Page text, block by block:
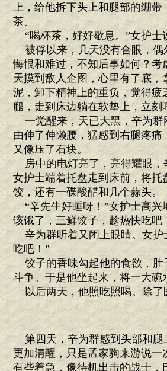
上，给他拆下头上和腿部的绷
茶。
“喝杯茶，好好歇息。”女护士
被俘以来，几天没有合眼，偶
悔恨和难过，不知后事如何？
天摸到敌人企图，心里有了底
泥，卸下精神上的重负，觉得
腿，走到床边躺在软垫上，立刻
一觉醒来，天已大黑，辛为群
由伸了伸懒腰，猛感到右腿疼
又像压了石块。
房中的电灯亮了，亮得耀眼，
女护士端着托盘走到床前，将
饺，还有一碟酸醋和几个蒜头。
“辛先生好睡呀！”女护士高兴
该饿了，三鲜饺子，趁热快吃吧
辛为群听着又闭上眼睛。女护
吃吧！”
饺子的香味勾起他的食欲，肚
斗争。于是他坐起来，将一大碗
以后两天，他照吃照喝。除了
第四天，辛为群感到头部和腿
更加清醒，只是孟家驹来游说
有些着急，像待机出击的战士，